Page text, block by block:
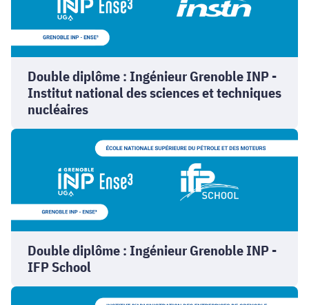
Ingénieur
Grenoble
INP
-
Institut
national
des
sciences
nucléaires
Double diplôme : Ingénieur Grenoble INP -
Institut national des sciences et techniques
nucléaires
Double
Ingénieur
Grenoble
INP
-
IFP
School
Double diplôme : Ingénieur Grenoble INP -
IFP School
Double